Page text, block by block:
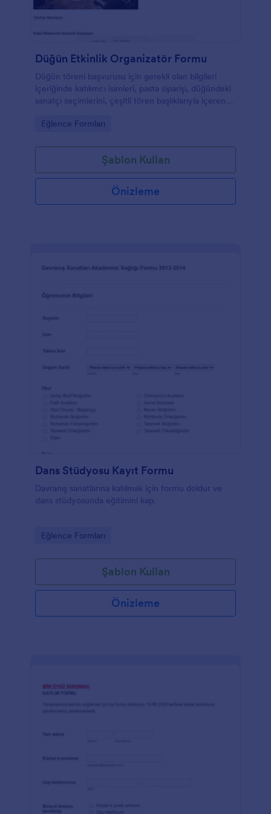
Düğün Etkinlik Organizatör Formu
Düğün töreni başvurusu için gerekli olan bilgileri
içeriğinde katılımcı isimleri, pasta siparişi, düğündeki
sanatçı seçimlerini, çeşitli tören başlıklarıyla içeren
Go to Category:
Eğlence Formları
Şablon Kullan
Önizleme
Dans Stüdyosu Kayıt Formu
Davranış sanatlarına katılmak için formu doldur ve
dans stüdyosunda eğitimini kap.
Go to Category:
Eğlence Formları
Şablon Kullan
Önizleme